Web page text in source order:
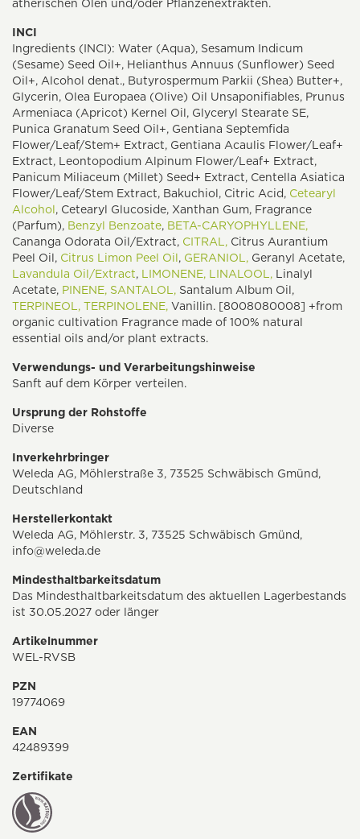
ätherischen Ölen und/oder Pflanzenextrakten.
INCI
Ingredients (INCI): Water (Aqua), Sesamum Indicum
(Sesame) Seed Oil+, Helianthus Annuus (Sunflower) Seed
Oil+, Alcohol denat., Butyrospermum Parkii (Shea) Butter+,
Glycerin, Olea Europaea (Olive) Oil Unsaponifiables, Prunus
Armeniaca (Apricot) Kernel Oil, Glyceryl Stearate SE,
Punica Granatum Seed Oil+, Gentiana Septemfida
Flower/Leaf/Stem+ Extract, Gentiana Acaulis Flower/Leaf+
Extract, Leontopodium Alpinum Flower/Leaf+ Extract,
Panicum Miliaceum (Millet) Seed+ Extract, Centella Asiatica
Flower/Leaf/Stem Extract, Bakuchiol, Citric Acid, Cetearyl
Alcohol, Cetearyl Glucoside, Xanthan Gum, Fragrance
(Parfum), Benzyl Benzoate, BETA-CARYOPHYLLENE,
Cananga Odorata Oil/Extract, CITRAL, Citrus Aurantium
Peel Oil, Citrus Limon Peel Oil, GERANIOL, Geranyl Acetate,
Lavandula Oil/Extract, LIMONENE, LINALOOL, Linalyl
Acetate, PINENE, SANTALOL, Santalum Album Oil,
TERPINEOL, TERPINOLENE, Vanillin. [8008080008] +from
organic cultivation Fragrance made of 100% natural
essential oils and/or plant extracts.
Verwendungs- und Verarbeitungshinweise
Sanft auf dem Körper verteilen.
Ursprung der Rohstoffe
Diverse
Inverkehrbringer
Weleda AG, Möhlerstraße 3, 73525 Schwäbisch Gmünd,
Deutschland
Herstellerkontakt
Weleda AG, Möhlerstr. 3, 73525 Schwäbisch Gmünd,
info@weleda.de
Mindesthaltbarkeitsdatum
Das Mindesthaltbarkeitsdatum des aktuellen Lagerbestands
ist 30.05.2027 oder länger
Artikelnummer
WEL-RVSB
PZN
19774069
EAN
42489399
Zertifikate